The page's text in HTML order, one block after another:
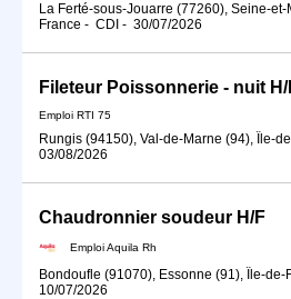
La Ferté-sous-Jouarre (77260), Seine-
France - CDI - 30/07/2026
Fileteur Poissonnerie - nuit H/
Emploi RTI 75
Rungis (94150), Val-de-Marne (94), Île-
03/08/2026
Chaudronnier soudeur H/F
Emploi Aquila Rh
Bondoufle (91070), Essonne (91), Île-de-
10/07/2026